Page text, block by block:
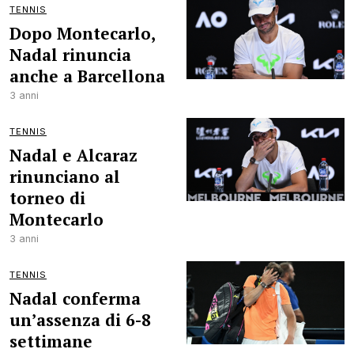
TENNIS
Dopo Montecarlo,
Nadal rinuncia
anche a Barcellona
3 anni
TENNIS
Nadal e Alcaraz
rinunciano al
torneo di
Montecarlo
3 anni
TENNIS
Nadal conferma
un’assenza di 6-8
settimane